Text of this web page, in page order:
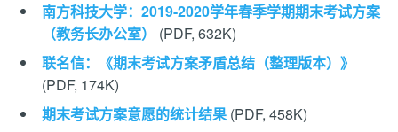
南方科技大学：2019-2020学年春季学期期末考试方案
（教务长办公室）
(PDF, 632K)
联名信：《期末考试方案矛盾总结（整理版本）》
(PDF, 174K)
期末考试方案意愿的统计结果(PDF, 458K)